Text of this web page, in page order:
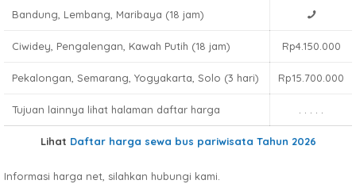
Bandung, Lembang, Maribaya (18 jam)
Ciwidey, Pengalengan, Kawah Putih (18 jam) Rp4.150.000
Pekalongan, Semarang, Yogyakarta, Solo (3 hari) Rp15.700.000
Tujuan lainnya lihat halaman daftar harga
Lihat Daftar harga sewa bus pariwisata Tahun 2026
Informasi harga net, silahkan hubungi kami.